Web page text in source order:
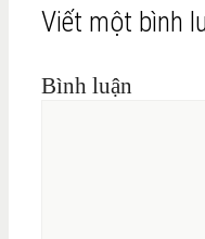
Viết một bình
Bình luận